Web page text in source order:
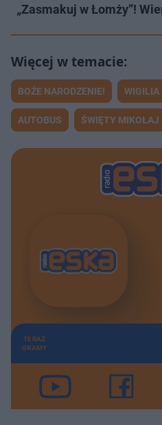
„Zasmakuj w Łomży”!
BOŻE NARODZENIE! WIGILIA
AUTOBUS ŚWIĘTY MIKOŁAJ
TERAZ
GRAMY